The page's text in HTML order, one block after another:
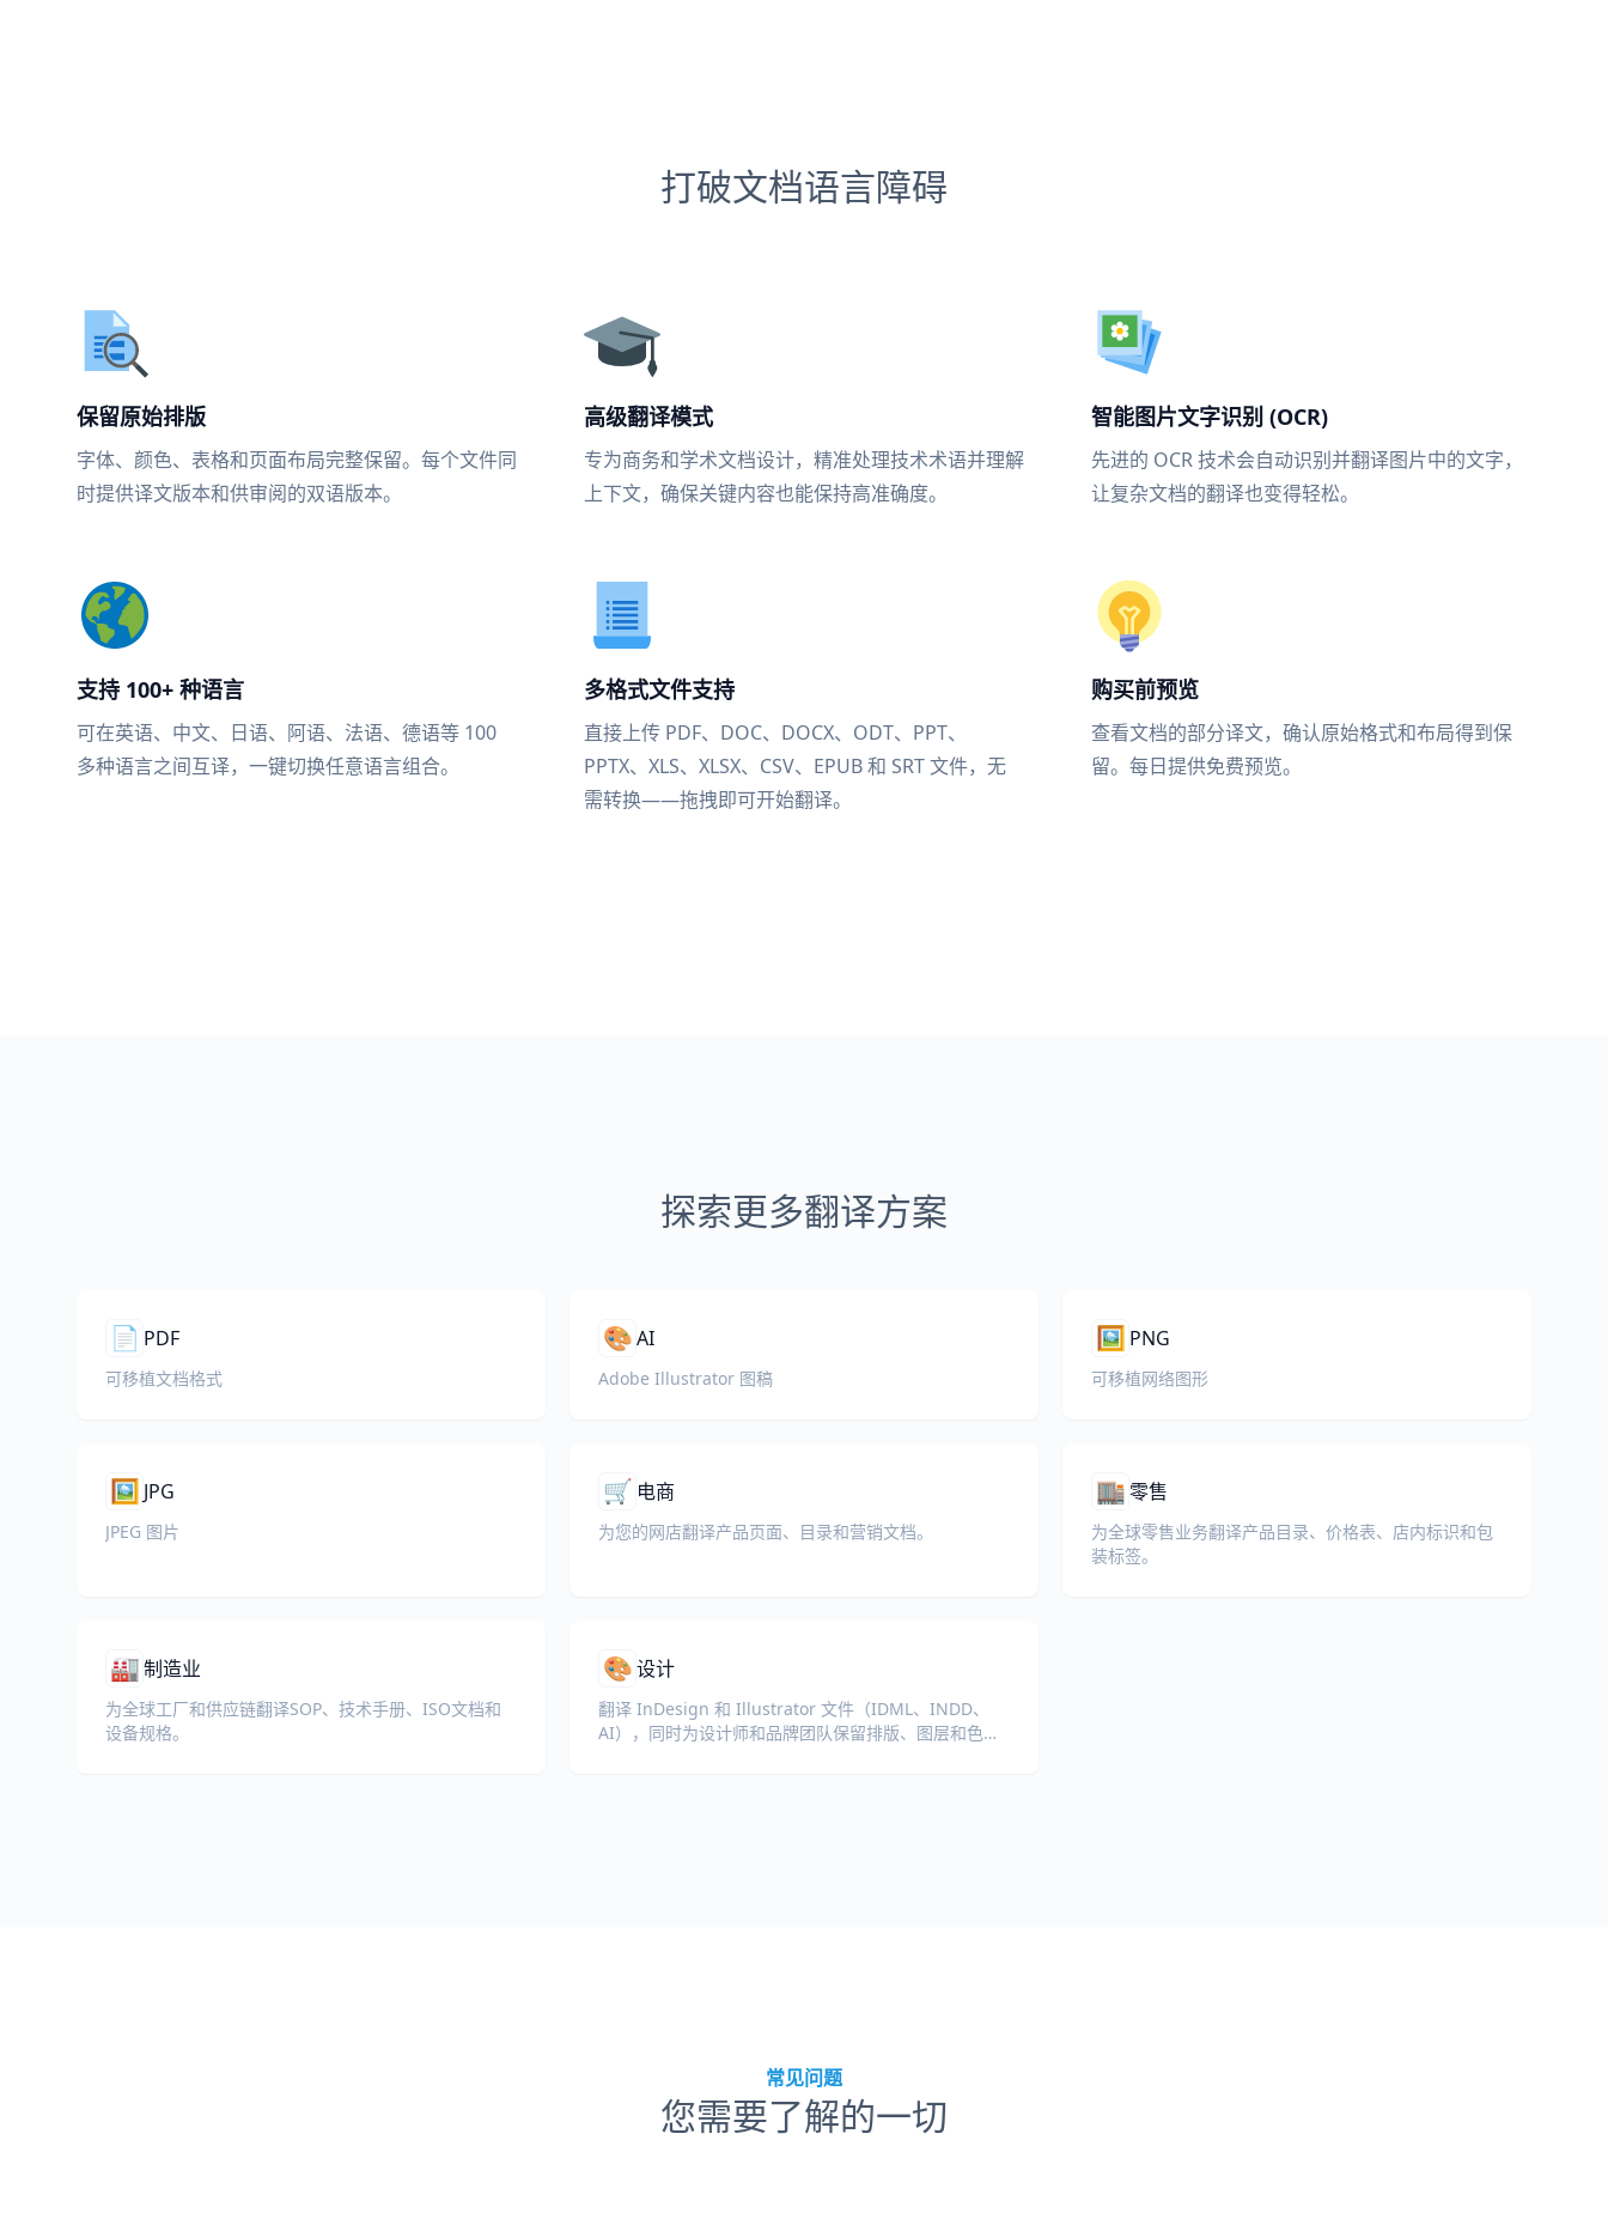
打破文档语言障碍
保留原始排版
字体、颜色、表格和页面布局完整保留。每个文件同
时提供译文版本和供审阅的双语版本。
高级翻译模式
专为商务和学术文档设计，精准处理技术术语并理解
上下文，确保关键内容也能保持高准确度。
智能图片文字识别 (OCR)
先进的 OCR 技术会自动识别并翻译图片中的文字，
让复杂文档的翻译也变得轻松。
支持 100+ 种语言
可在英语、中文、日语、阿语、法语、德语等 100
多种语言之间互译，一键切换任意语言组合。
多格式文件支持
直接上传 PDF、DOC、DOCX、ODT、PPT、
PPTX、XLS、XLSX、CSV、EPUB 和 SRT 文件，无
需转换——拖拽即可开始翻译。
购买前预览
查看文档的部分译文，确认原始格式和布局得到保
留。每日提供免费预览。
探索更多翻译方案
📄 PDF
可移植文档格式
🎨AI
Adobe Illustrator 图稿
🖼️ PNG
可移植网络图形
🖼️ JPG
JPEG 图片
🛒 电商
为您的网店翻译产品页面、目录和营销文档。
🏬零售
为全球零售业务翻译产品目录、价格表、店内标识和包
装标签。
🏭制造业
为全球工厂和供应链翻译SOP、技术手册、ISO文档和
设备规格。
🎨设计
翻译 InDesign 和 Illustrator 文件（IDML、INDD、
AI），同时为设计师和品牌团队保留排版、图层和色彩
常见问题
您需要了解的一切